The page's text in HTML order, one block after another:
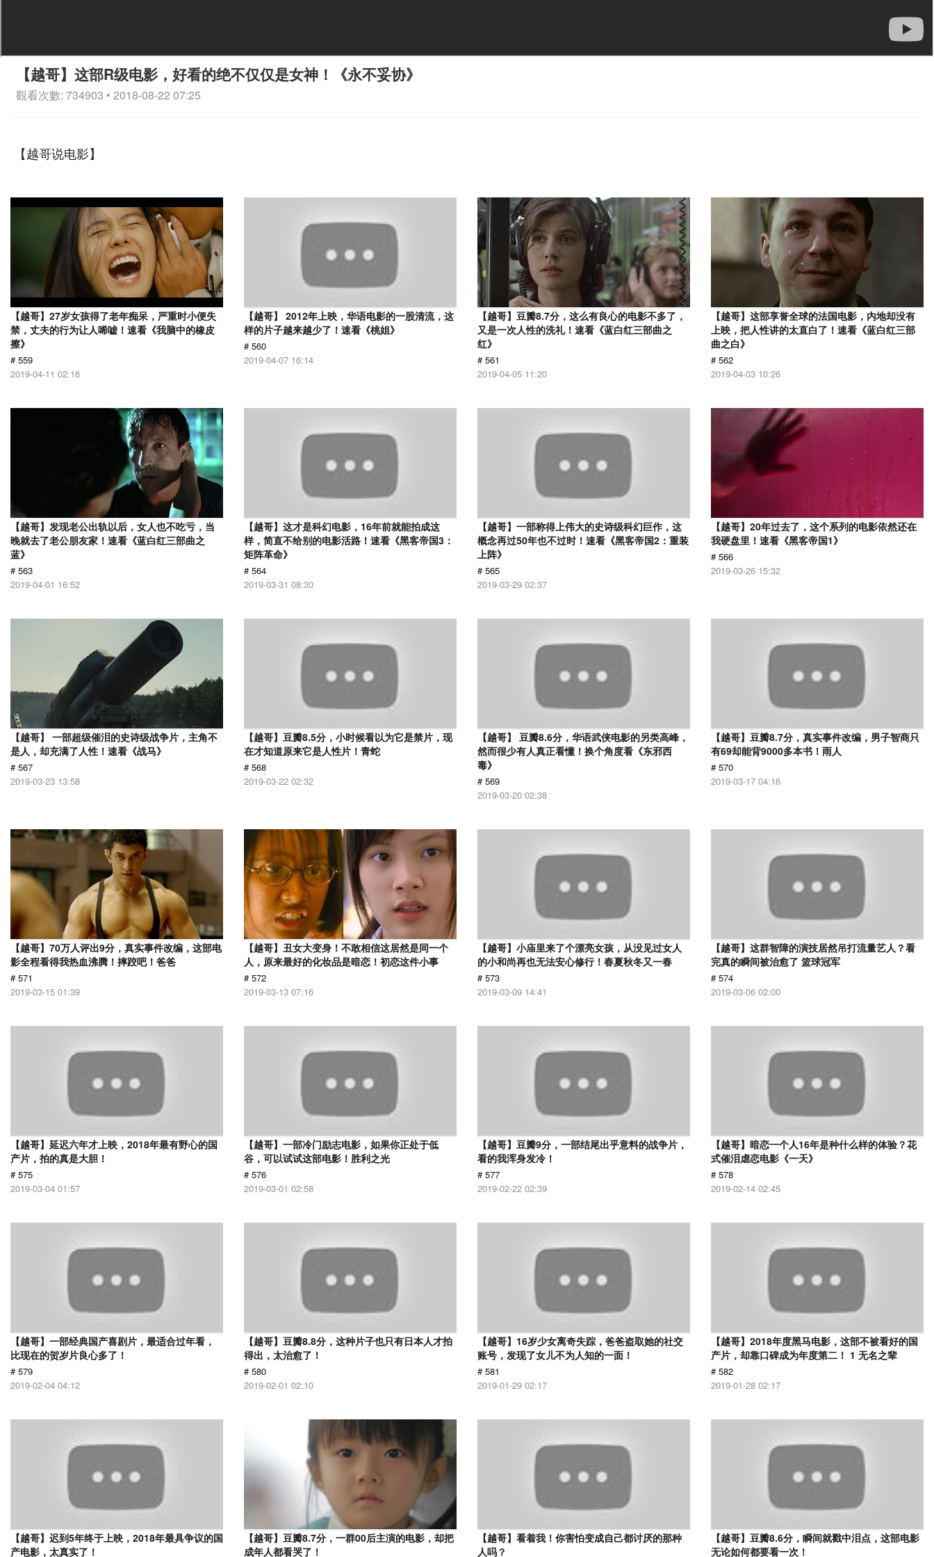
【越哥】这部R级电影，好看的绝不仅仅是女神！《永不妥协》
觀看次數: 734903 • 2018-08-22 07:25
【越哥说电影】
【越哥】27岁女孩得了老年痴呆，严重时小便失
禁，丈夫的行为让人唏嘘！速看《我脑中的橡皮
擦》
# 559
2019-04-11 02:16
【越哥】 2012年上映，华语电影的一股清流，这
样的片子越来越少了！速看《桃姐》
# 560
2019-04-07 16:14
【越哥】豆瓣8.7分，这么有良心的电影不多了，
又是一次人性的洗礼！速看《蓝白红三部曲之
红》
# 561
2019-04-05 11:20
【越哥】这部享誉全球的法国电影，内地却没有
上映，把人性讲的太直白了！速看《蓝白红三部
曲之白》
# 562
2019-04-03 10:26
【越哥】发现老公出轨以后，女人也不吃亏，当
晚就去了老公朋友家！速看《蓝白红三部曲之
蓝》
# 563
2019-04-01 16:52
【越哥】这才是科幻电影，16年前就能拍成这
样，简直不给别的电影活路！速看《黑客帝国3：
矩阵革命》
# 564
2019-03-31 08:30
【越哥】一部称得上伟大的史诗级科幻巨作，这
概念再过50年也不过时！速看《黑客帝国2：重装
上阵》
# 565
2019-03-29 02:37
【越哥】20年过去了，这个系列的电影依然还在
我硬盘里！速看《黑客帝国1》
# 566
2019-03-26 15:32
【越哥】 一部超级催泪的史诗级战争片，主角不
是人，却充满了人性！速看《战马》
# 567
2019-03-23 13:58
【越哥】豆瓣8.5分，小时候看以为它是禁片，现
在才知道原来它是人性片！青蛇
# 568
2019-03-22 02:32
【越哥】 豆瓣8.6分，华语武侠电影的另类高峰，
然而很少有人真正看懂！换个角度看《东邪西
毒》
# 569
2019-03-20 02:38
【越哥】豆瓣8.7分，真实事件改编，男子智商只
有69却能背9000多本书！雨人
# 570
2019-03-17 04:16
【越哥】70万人评出9分，真实事件改编，这部电
影全程看得我热血沸腾！摔跤吧！爸爸
# 571
2019-03-15 01:39
【越哥】丑女大变身！不敢相信这居然是同一个
人，原来最好的化妆品是暗恋！初恋这件小事
# 572
2019-03-13 07:16
【越哥】小庙里来了个漂亮女孩，从没见过女人
的小和尚再也无法安心修行！春夏秋冬又一春
# 573
2019-03-09 14:41
【越哥】这群智障的演技居然吊打流量艺人？看
完真的瞬间被治愈了 篮球冠军
# 574
2019-03-06 02:00
【越哥】延迟六年才上映，2018年最有野心的国
产片，拍的真是大胆！
# 575
2019-03-04 01:57
【越哥】一部冷门励志电影，如果你正处于低
谷，可以试试这部电影！胜利之光
# 576
2019-03-01 02:58
【越哥】豆瓣9分，一部结尾出乎意料的战争片，
看的我浑身发冷！
# 577
2019-02-22 02:39
【越哥】暗恋一个人16年是种什么样的体验？花
式催泪虐恋电影《一天》
# 578
2019-02-14 02:45
【越哥】一部经典国产喜剧片，最适合过年看，
比现在的贺岁片良心多了！
# 579
2019-02-04 04:12
【越哥】豆瓣8.8分，这种片子也只有日本人才拍
得出，太治愈了！
# 580
2019-02-01 02:10
【越哥】16岁少女离奇失踪，爸爸盗取她的社交
账号，发现了女儿不为人知的一面！
# 581
2019-01-29 02:17
【越哥】2018年度黑马电影，这部不被看好的国
产片，却靠口碑成为年度第二！ 1 无名之辈
# 582
2019-01-28 02:17
【越哥】迟到5年终于上映，2018年最具争议的国
产电影，太真实了！
【越哥】豆瓣8.7分，一群00后主演的电影，却把
成年人都看哭了！
【越哥】看着我！你害怕变成自己都讨厌的那种
人吗？
【越哥】豆瓣8.6分，瞬间就戳中泪点，这部电影
无论如何都要看一次！